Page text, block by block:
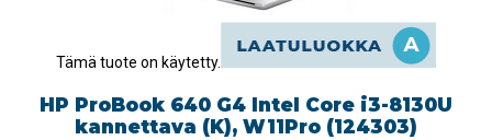
Tämä tuote on käytetty.
HP ProBook 640 G4 Intel Core i3-8130U
kannettava (K), W11Pro (124303)